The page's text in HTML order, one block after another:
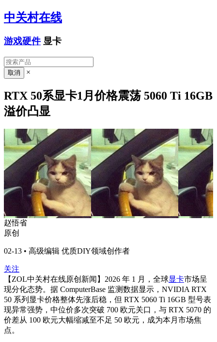
中关村在线
游戏硬件 显卡
×
RTX 50系显卡1月价格震荡 5060 Ti 16GB
溢价凸显
赵悟省
原创
02-13 • 高级编辑 优质DIY领域创作者
关注
【ZOL中关村在线原创新闻】 2026 年 1 月，全球显卡市场呈
现分化态势。据 ComputerBase 监测数据显示，NVIDIA RTX
50 系列显卡价格整体先涨后稳，但 RTX 5060 Ti 16GB 型号表
现异常强势，中位价多次突破 700 欧元关口，与 RTX 5070 的
价差从 100 欧元大幅缩减至不足 50 欧元，成为本月市场焦
点。